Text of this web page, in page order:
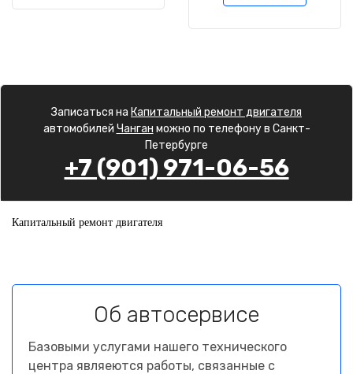
Записаться на Капитальный ремонт двигателя
автомобилей Чанган можно по телефону в Санкт-
Петербурге
+7 (901) 971-06-56
Капитальный ремонт двигателя
Об автосервисе
Базовыми услугами нашего технического
центра являеются работы, связанные с